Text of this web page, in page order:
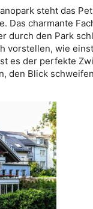
steht das
Das charmante
durch den Park
vorstellen, wie
es der perfekte
den Blick